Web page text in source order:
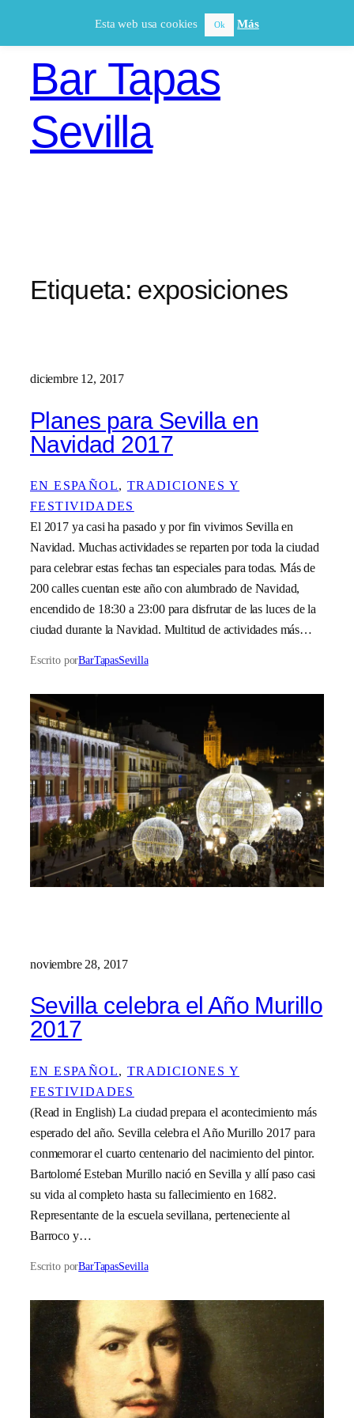
Bar Tapas
Sevilla
Etiqueta: exposiciones
diciembre 12, 2017
Planes para Sevilla en
Navidad 2017
EN ESPAÑOL, TRADICIONES Y
FESTIVIDADES
El 2017 ya casi ha pasado y por fin vivimos Sevilla en
Navidad. Muchas actividades se reparten por toda la ciudad
para celebrar estas fechas tan especiales para todas. Más de
200 calles cuentan este año con alumbrado de Navidad,
encendido de 18:30 a 23:00 para disfrutar de las luces de la
ciudad durante la Navidad. Multitud de actividades más…
Escrito porBarTapasSevilla
noviembre 28, 2017
Sevilla celebra el Año Murillo
2017
EN ESPAÑOL, TRADICIONES Y
FESTIVIDADES
(Read in English) La ciudad prepara el acontecimiento más
esperado del año. Sevilla celebra el Año Murillo 2017 para
conmemorar el cuarto centenario del nacimiento del pintor.
Bartolomé Esteban Murillo nació en Sevilla y allí paso casi
su vida al completo hasta su fallecimiento en 1682.
Representante de la escuela sevillana, perteneciente al
Barroco y…
Escrito porBarTapasSevilla
Esta web usa cookies Ok Más